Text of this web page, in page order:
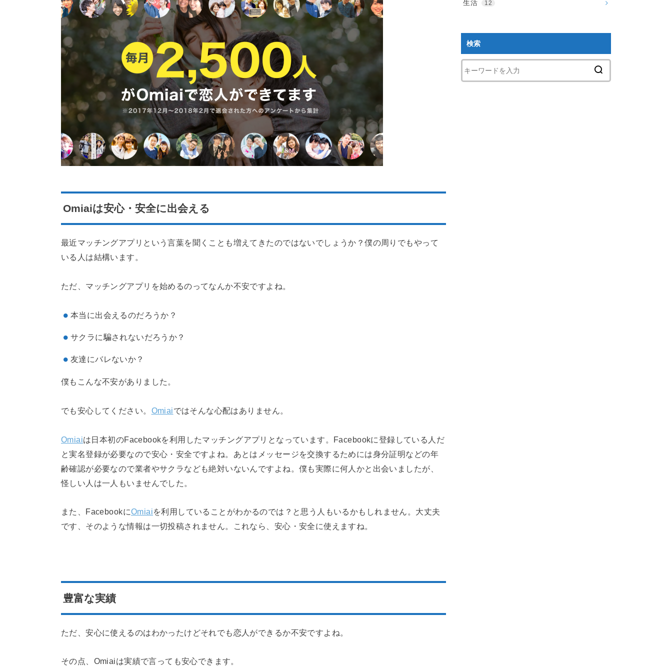
Omiaiは安心・安全に出会える
最近マッチングアプリという言葉を聞くことも増えてきたのではないでしょうか？僕の周りでもやって
いる人は結構います。
ただ、マッチングアプリを始めるのってなんか不安ですよね。
本当に出会えるのだろうか？
サクラに騙されないだろうか？
友達にバレないか？
僕もこんな不安がありました。
でも安心してください。 Omiaiではそんな心配はありません。
Omiaiは日本初のFacebookを利用したマッチングアプリとなっています。Facebookに登録している人だ
と実名登録が必要なので安心・安全ですよね。あとはメッセージを交換するためには身分証明などの年
齢確認が必要なので業者やサクラなども絶対いないんですよね。僕も実際に何人かと出会いましたが、
怪しい人は一人もいませんでした。
また、FacebookにOmiaiを利用していることがわかるのでは？と思う人もいるかもしれません。大丈夫
です、そのような情報は一切投稿されません。これなら、安心・安全に使えますね。
豊富な実績
ただ、安心に使えるのはわかったけどそれでも恋人ができるか不安ですよね。
その点、Omiaiは実績で言っても安心できます。
生活 12
検索